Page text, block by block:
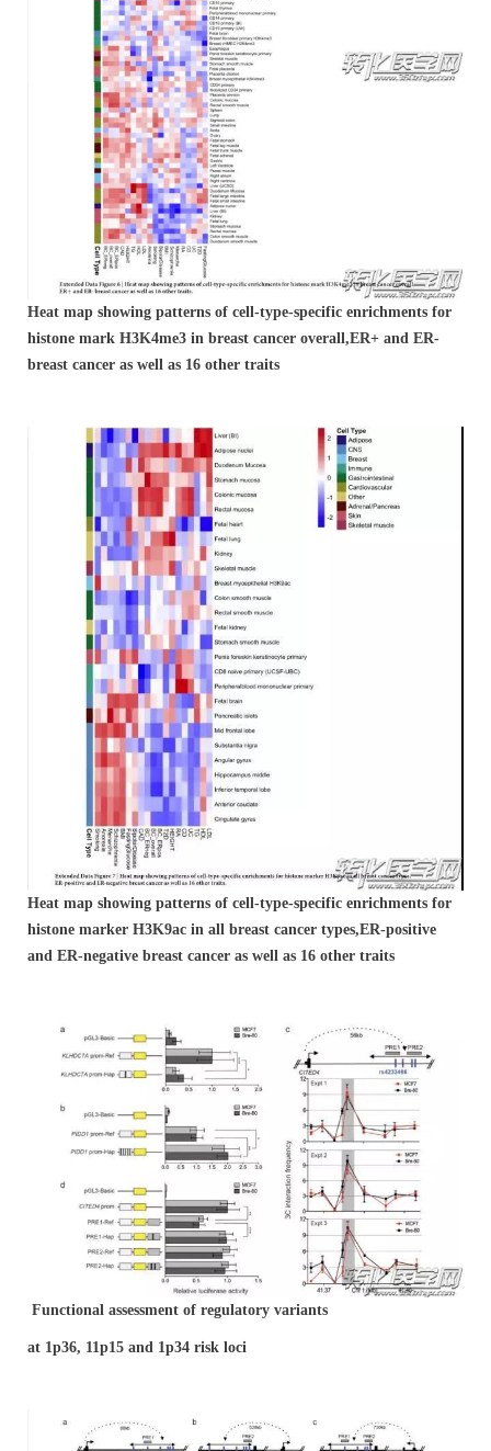
Heat map showing patterns of cell-type-specific enrichments for
histone mark H3K4me3 in breast cancer overall,ER+ and ER-
breast cancer as well as 16 other traits
Heat map showing patterns of cell-type-specific enrichments for
histone marker H3K9ac in all breast cancer types,ER-positive
and ER-negative breast cancer as well as 16 other traits
Functional assessment of regulatory variants
at 1p36, 11p15 and 1p34 risk loci